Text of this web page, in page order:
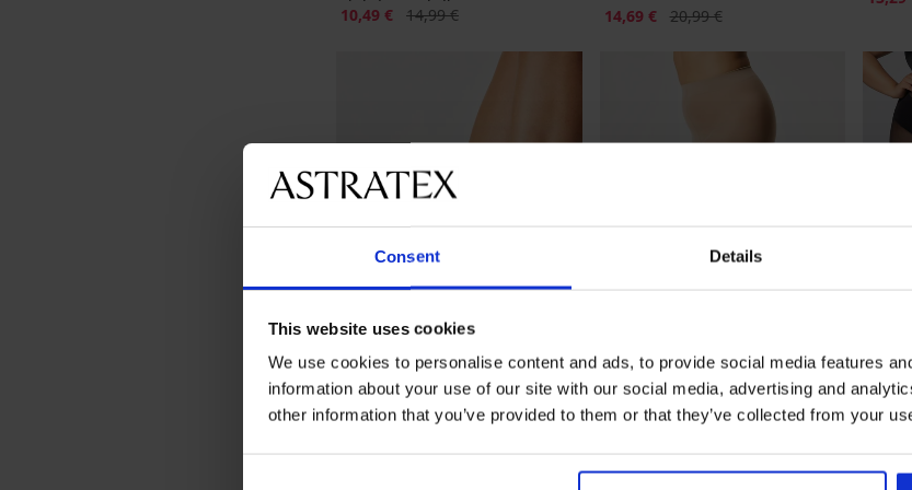
Consent Details
This website uses cookies
We use cookies to personalise content and ads, to provide social media features
information about your use of our site with our social media, advertising and
other information that you’ve provided to them or that they’ve collected from your
Έκπτωση
10,49 € Αρχική τιμή
14,99 €
Έκπτωση
14,69 € Αρχική τιμή
20,99 €
-30% -40%
Καλσόν Plus Size Victoria 30
-30%